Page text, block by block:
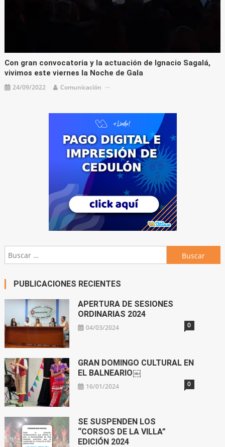
Con gran convocatoria y la actuación de Ignacio Sagalá,
vivimos este viernes la Noche de Gala
24/09/2022 Comunicación
Buscar:
PUBLICACIONES RECIENTES
APERTURA DE SESIONES
ORDINARIAS 2024
04/03/2024 0
GRAN DOMINGO CULTURAL EN
EL BALNEARIO￼
16/01/2024 0
SE SUSPENDEN LOS
“CORSOS DE LA VILLA”
EDICIÓN 2024